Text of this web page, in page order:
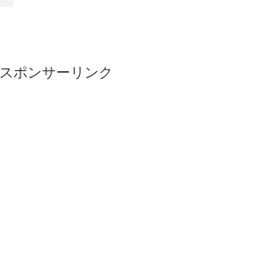
スポンサーリンク